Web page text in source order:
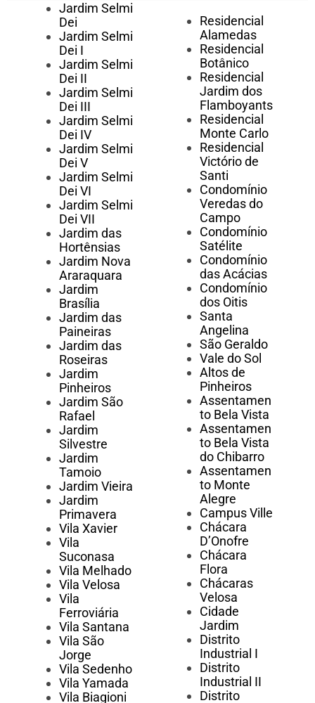
Jardim Selmi
Dei
Jardim Selmi
Dei I
Jardim Selmi
Dei II
Jardim Selmi
Dei III
Jardim Selmi
Dei IV
Jardim Selmi
Dei V
Jardim Selmi
Dei VI
Jardim Selmi
Dei VII
Jardim das
Hortênsias
Jardim Nova
Araraquara
Jardim
Brasília
Jardim das
Paineiras
Jardim das
Roseiras
Jardim
Pinheiros
Jardim São
Rafael
Jardim
Silvestre
Jardim
Tamoio
Jardim Vieira
Jardim
Primavera
Vila Xavier
Vila
Suconasa
Vila Melhado
Vila Velosa
Vila
Ferroviária
Vila Santana
Vila São
Jorge
Vila Sedenho
Vila Yamada
Vila Biagioni
Residencial
Alamedas
Residencial
Botânico
Residencial
Jardim dos
Flamboyants
Residencial
Monte Carlo
Residencial
Victório de
Santi
Condomínio
Veredas do
Campo
Condomínio
Satélite
Condomínio
das Acácias
Condomínio
dos Oitis
Santa
Angelina
São Geraldo
Vale do Sol
Altos de
Pinheiros
Assentamen
to Bela Vista
Assentamen
to Bela Vista
do Chibarro
Assentamen
to Monte
Alegre
Campus Ville
Chácara
D’Onofre
Chácara
Flora
Chácaras
Velosa
Cidade
Jardim
Distrito
Industrial I
Distrito
Industrial II
Distrito